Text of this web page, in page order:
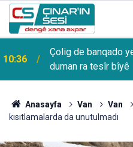
10:36
Çolig de banqado
duman ra tesîr bîyê
Anasayfa Van Van
kısıtlamalarda da unutulmadı